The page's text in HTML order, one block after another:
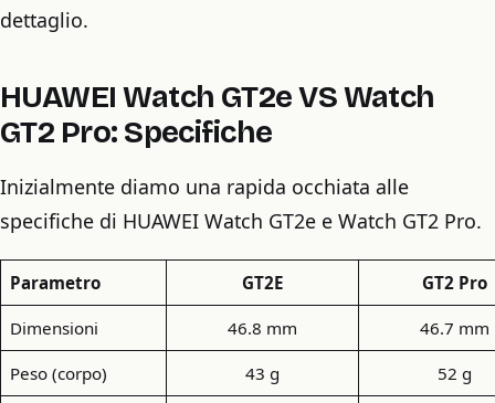
dettaglio.
HUAWEI Watch GT2e VS Watch
GT2 Pro: Specifiche
Inizialmente diamo una rapida occhiata alle
specifiche di HUAWEI Watch GT2e e Watch GT2 Pro.
Parametro GT2E GT2 Pro
Dimensioni 46.8 mm 46.7 mm
Peso (corpo) 43 g 52 g